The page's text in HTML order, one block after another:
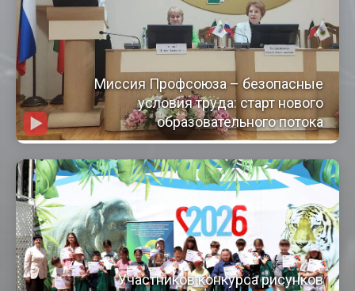
Миссия Профсоюза – безопасные
условия труда: старт нового
образовательного потока
Участников конкурса рисунков